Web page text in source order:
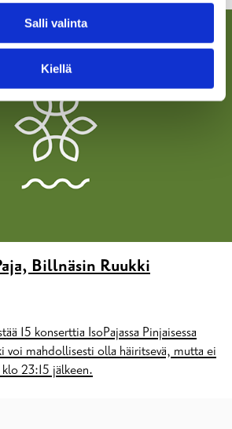
Salli valinta
Kiellä
Billnäsin Ruukki
15 konserttia IsoPajassa Pinjaisessa
voi mahdollisesti olla häiritsevä, mutta ei
23:15 jälkeen.